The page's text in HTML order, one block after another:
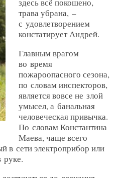
трава убрана, – ​
с удовлетворением
констатирует Андрей.
Главным врагом
во время
пожароопасного сезона,
по словам инспекторов,
является вовсе не злой
умысел, а банальная
человеческая привычка.
По словам Константина
Маева, чаще всего
в сети электроприбор или